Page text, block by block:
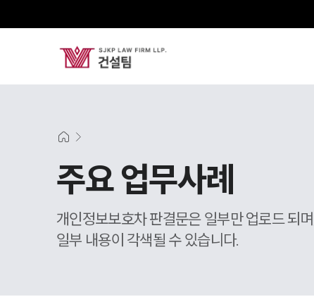
주요 업무사례
개인정보보호차 판결문은 일부만 업로드 되
일부 내용이 각색될 수 있습니다.